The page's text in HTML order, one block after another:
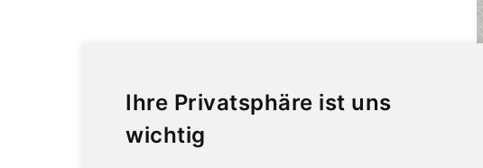
Ihre Privatsphäre ist uns
wichtig